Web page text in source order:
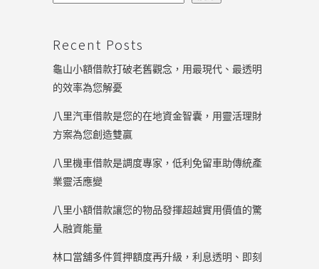
Recent Posts
龜山小額借款打破老舊觀念，用最現代、最透明
的效率為您解憂
八里汽車借款是您的在地資金智囊，用靈活理財
方案為您創造雙贏
八里機車借款是調度專家，低利免留車助傳統產
業靈活應變
八里小額借款讓您的物品發揮超越實用價值的驚
人融資能量
林口當舖多件質押額度再升級，利息透明、即刻